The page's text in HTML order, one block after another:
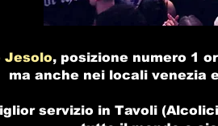
Jesolo, posizione numero 1
ma anche nei locali venezia
servizio in Tavoli